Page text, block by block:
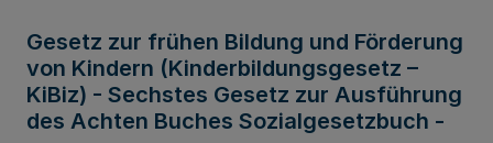
Gesetz zur frühen Bildung und Förderung
von Kindern (Kinderbildungsgesetz –
KiBiz) - Sechstes Gesetz zur Ausführung
des Achten Buches Sozialgesetzbuch -